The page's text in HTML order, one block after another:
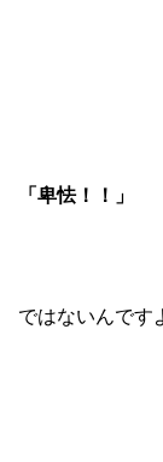
「卑怯！！」
ではないんです